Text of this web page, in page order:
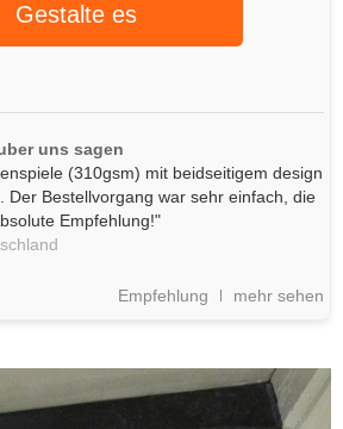
Gestalte es
uns sagen
(310gsm) mit beidseitigem design
Der Bestellvorgang war sehr einfach, die
Empfehlung!"
Empfehlung mehr sehen